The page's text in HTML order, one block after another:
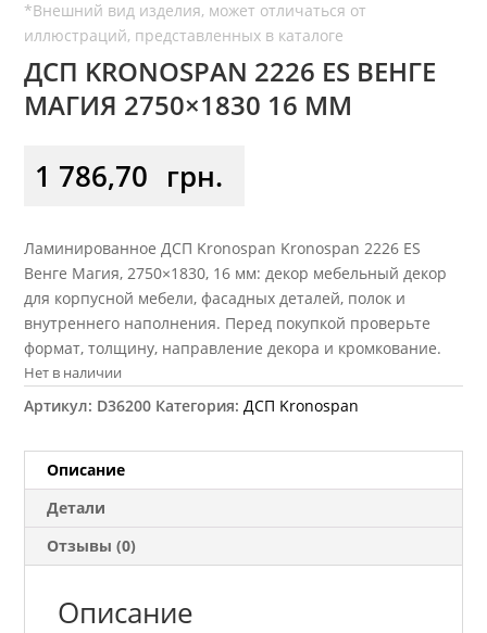
ДСП KRONOSPAN 2226 ES ВЕНГЕ
МАГИЯ 2750×1830 16 ММ
1 786,70 грн.
Ламинированное ДСП Kronospan Kronospan 2226 ES
Венге Магия, 2750×1830, 16 мм: декор мебельный декор
для корпусной мебели, фасадных деталей, полок и
внутреннего наполнения. Перед покупкой проверьте
формат, толщину, направление декора и кромкование.
Нет в наличии
Артикул: D36200 Категория: ДСП Kronospan
Описание
Детали
Отзывы (0)
Описание